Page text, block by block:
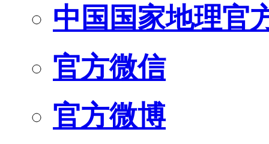
中国国家地理官
官方微信
官方微博